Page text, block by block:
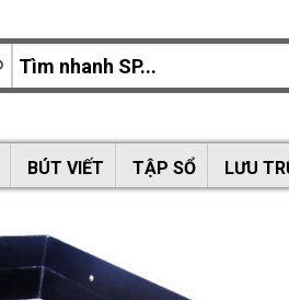
BÚT VIẾT TẬP SỔ LƯU